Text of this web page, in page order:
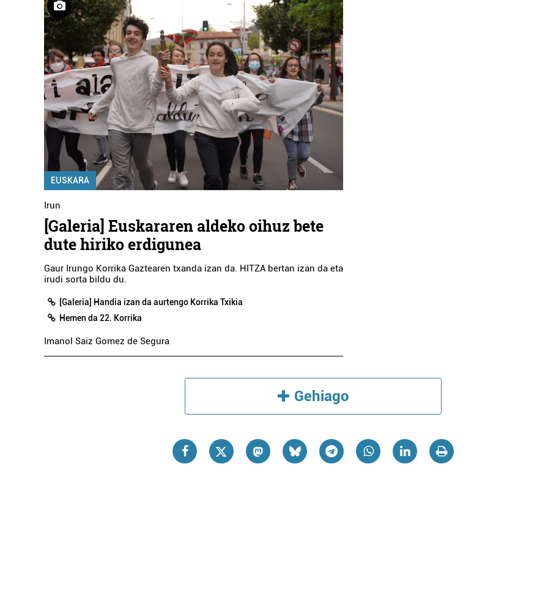
EUSKARA
Irun
[Galeria] Euskararen aldeko oihuz bete
dute hiriko erdigunea
Gaur Irungo Korrika Gaztearen txanda izan da. HITZA bertan izan da eta
irudi sorta bildu du.
[Galeria] Handia izan da aurtengo Korrika Txikia
Hemen da 22. Korrika
Imanol Saiz Gomez de Segura
Gehiago